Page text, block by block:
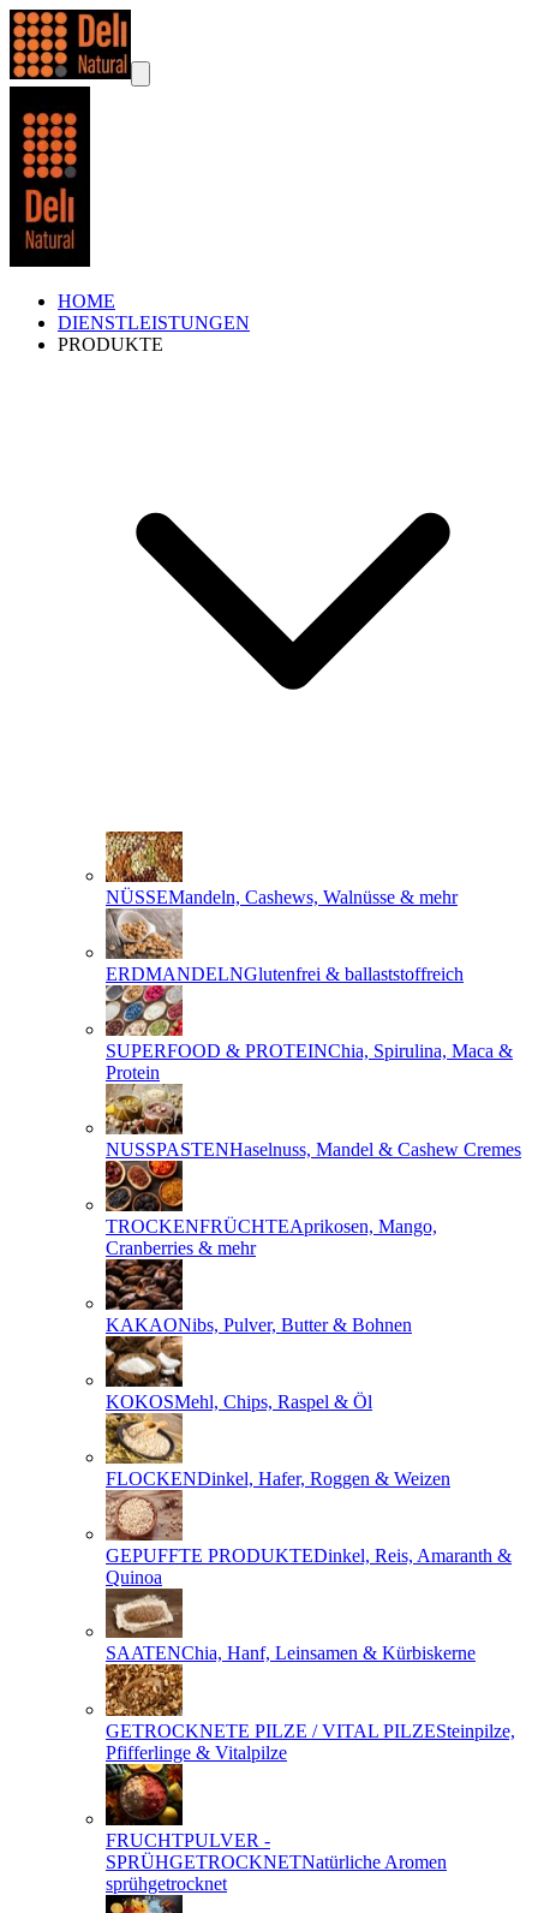
HOME
DIENSTLEISTUNGEN
PRODUKTE
NÜSSEMandeln, Cashews, Walnüsse & mehr
ERDMANDELNGlutenfrei & ballaststoffreich
SUPERFOOD & PROTEINChia, Spirulina, Maca &
Protein
NUSSPASTENHaselnuss, Mandel & Cashew Cremes
TROCKENFRÜCHTEAprikosen, Mango,
Cranberries & mehr
KAKAONibs, Pulver, Butter & Bohnen
KOKOSMehl, Chips, Raspel & Öl
FLOCKENDinkel, Hafer, Roggen & Weizen
GEPUFFTE PRODUKTEDinkel, Reis, Amaranth &
Quinoa
SAATENChia, Hanf, Leinsamen & Kürbiskerne
GETROCKNETE PILZE / VITAL PILZESteinpilze,
Pfifferlinge & Vitalpilze
FRUCHTPULVER -
SPRÜHGETROCKNETNatürliche Aromen
sprühgetrocknet